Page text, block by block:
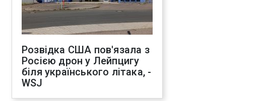
Розвідка США пов'язала з
Росією дрон у Лейпцигу
біля українського літака, -
WSJ